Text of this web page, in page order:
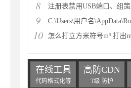
8 注册表禁用USB端口、组策略禁用U盘、
9 C:\Users\用户名\AppData\Roaming里
10 怎么打立方米符号m³ 打出m³立
在线工具
代码格式化等
高防CDN
T级 防护